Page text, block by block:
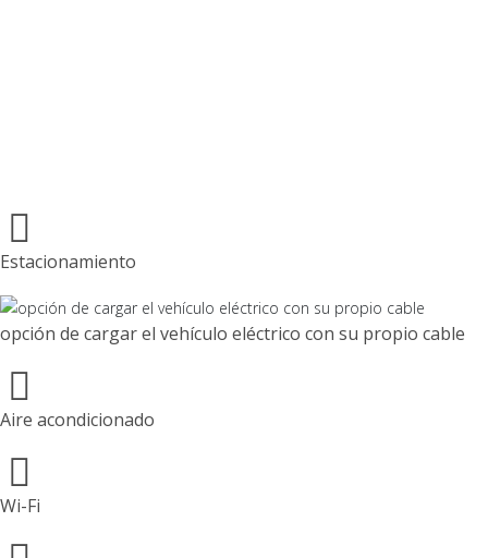
Estacionamiento
opción de cargar el vehículo eléctrico con su propio cable
Aire acondicionado
Wi-Fi